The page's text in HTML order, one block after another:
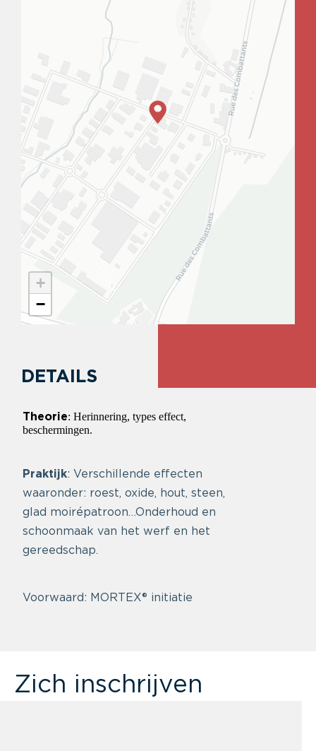
+
−
DETAILS
Theorie: Herinnering, types effect,
beschermingen.
Praktijk: Verschillende effecten
waaronder: roest, oxide, hout, steen,
glad moirépatroon…Onderhoud en
schoonmaak van het werf en het
gereedschap.
Voorwaard: MORTEX® initiatie
Zich inschrijven